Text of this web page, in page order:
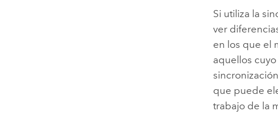
Si utiliza la
ver
en los que el
aquellos
que puede
trabajo de la